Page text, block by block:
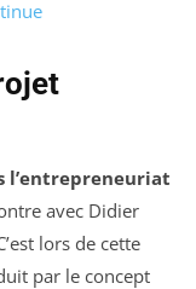
l’entrepreneuriat
avec Didier
lors de cette
par le concept